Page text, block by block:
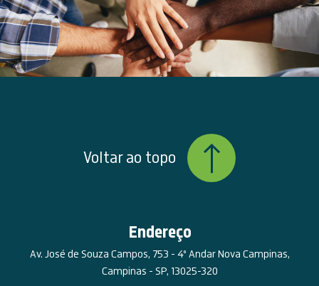
Endereço
Av. José de Souza Campos, 753 - 4º Andar Nova Campinas,
Campinas - SP, 13025-320
Voltar ao topo